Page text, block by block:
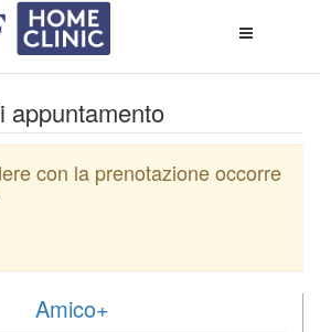
di
appuntamento
con la prenotazione occorre
Amico+